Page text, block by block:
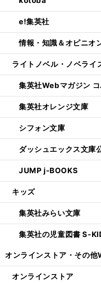
e!集英社
情報・知識＆オピニオ
ライトノベル・ノベライ
集英社Webマガジン コ
集英社オレンジ文庫
シフォン文庫
ダッシュエックス文庫
JUMP j-BOOKS
キッズ
集英社みらい文庫
集英社の児童図書 S-
オンラインストア・ その他
オンラインストア